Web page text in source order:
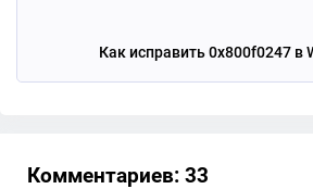
Как исправить 0x800f0247 в
Комментариев: 33